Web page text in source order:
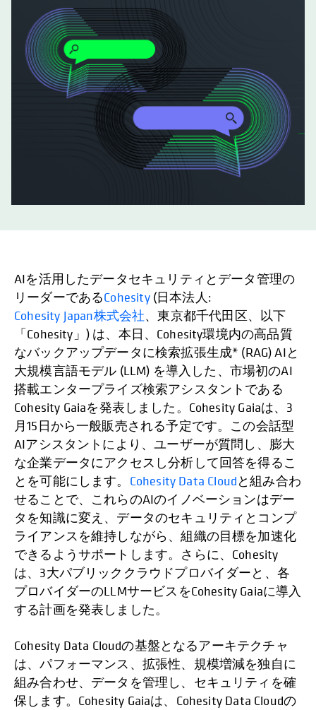
AIを活用したデータセキュリティとデータ管理の
リーダーであるCohesity(日本法人:
Cohesity Japan株式会社、東京都千代田区、以下
「Cohesity」) は、本日、Cohesity環境内の高品質
なバックアップデータに検索拡張生成* (RAG) AIと
大規模言語モデル (LLM) を導入した、市場初のAI
搭載エンタープライズ検索アシスタントである
Cohesity Gaiaを発表しました。Cohesity Gaiaは、3
月15日から一般販売される予定です。この会話型
AIアシスタントにより、ユーザーが質問し、膨大
な企業データにアクセスし分析して回答を得るこ
とを可能にします。 Cohesity Data Cloudと組み合わ
せることで、これらのAIのイノベーションはデー
タを知識に変え、データのセキュリティとコンプ
ライアンスを維持しながら、組織の目標を加速化
できるようサポートします。さらに、Cohesity
は、3大パブリッククラウドプロバイダーと、各
プロバイダーのLLMサービスをCohesity Gaiaに導入
する計画を発表しました。
Cohesity Data Cloudの基盤となるアーキテクチャ
は、パフォーマンス、拡張性、規模増減を独自に
組み合わせ、データを管理し、セキュリティを確
保します。Cohesity Gaiaは、Cohesity Data Cloudの